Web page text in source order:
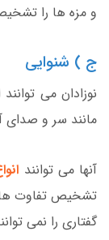
و مزه ها را
ج ) شنوایی
نوزادان می
مانند سر و صدای
آنها می توانند
تشخیص تفاوت
گفتاری را نمی